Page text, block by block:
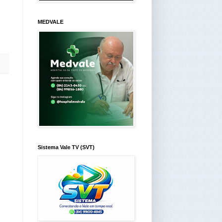
MEDVALE
Sistema Vale TV (SVT)